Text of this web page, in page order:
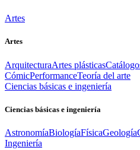
Artes
Artes
ArquitecturaArtes plásticas
CómicPerformanceTeoría del arte
Ciencias básicas e ingeniería
Ciencias básicas e ingeniería
AstronomíaBiologíaFísicaGeología
Ingeniería